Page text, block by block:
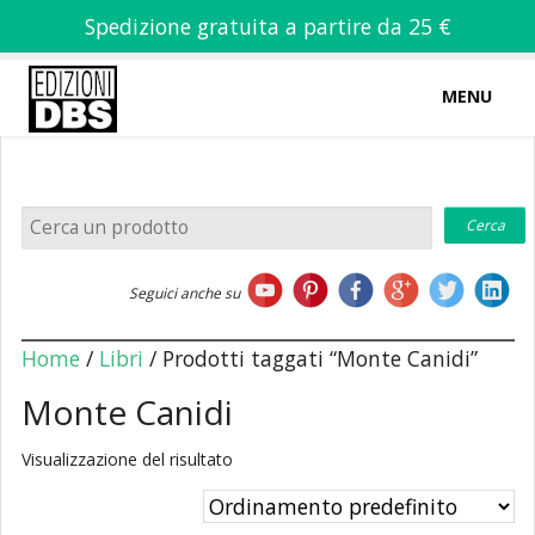
Spedizione gratuita a partire da 25 €
MENU
Home
Chi siamo
Libri
Seguici anche su
Home/ Libri / Prodotti taggati “Monte Canidi”
Monte Canidi
Visualizzazione del risultato